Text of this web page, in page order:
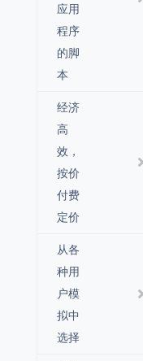
应用
程序
的脚
本
经济
高
效，
按价
付费
定价
从各
种用
户模
拟中
选择